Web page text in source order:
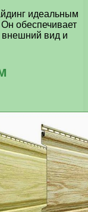
идеальным
обеспечивает
внешний вид и